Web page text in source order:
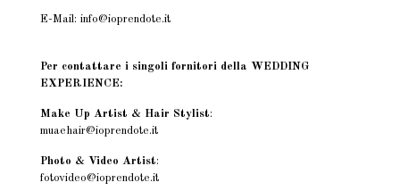
E-Mail: info@ioprendote.it
Per contattare i singoli fornitori della WEDDING
EXPERIENCE:
Make Up Artist & Hair Stylist:
muaehair@ioprendote.it
Photo & Video Artist:
fotovideo@ioprendote.it